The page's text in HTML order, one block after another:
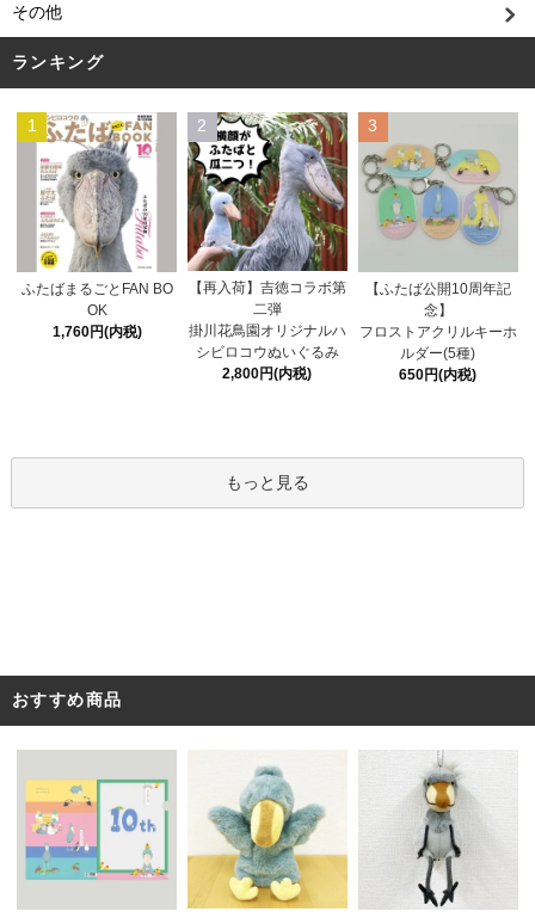
その他
ランキング
1
ふたばまるごとFAN BO
OK
1,760円(内税)
2
【再入荷】吉徳コラボ第
二弾
掛川花鳥園オリジナルハ
シビロコウぬいぐるみ
2,800円(内税)
3
【ふたば公開10周年記
念】
フロストアクリルキーホ
ルダー(5種)
650円(内税)
もっと見る
おすすめ商品